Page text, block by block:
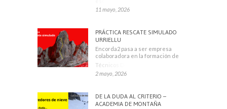
11 mayo, 2026
PRÁCTICA RESCATE SIMULADO
URRIELLU
Encorda2 pasa a ser empresa
colaboradora en la formación de
Técnicos Deportivos
2 mayo, 2026
DE LA DUDA AL CRITERIO –
ACADEMIA DE MONTAÑA